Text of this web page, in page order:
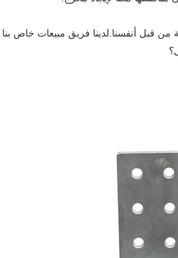
قبل أنفسنا.لدينا فريق مبيعات خاص